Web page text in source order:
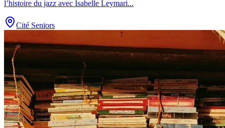
l’histoire du jazz avec Isabelle Leymari...
Cité Seniors